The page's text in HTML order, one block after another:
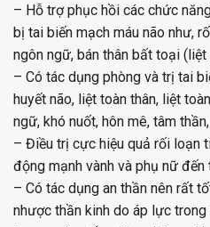
– Hỗ trợ phục hồi các chức
bị tai biến mạch máu não như,
ngôn ngữ, bán thân bất toại
– Có tác dụng phòng và trị tai
huyết não, liệt toàn thân, liệt
ngữ, khó nuốt, hôn mê, tâm
– Điều trị cực hiệu quả rối loạn
động mạnh vành và phụ nữ đến
– Có tác dụng an thần nên rất
nhược thần kinh do áp lực